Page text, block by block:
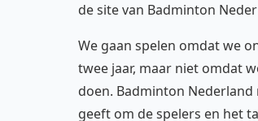
de site van Badminton
We gaan spelen omdat we
twee jaar, maar niet omdat
doen. Badminton
geeft om de spelers en het